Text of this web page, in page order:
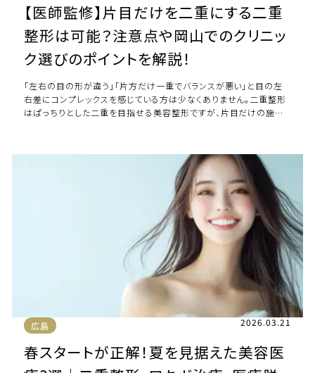
【医師監修】片目だけを二重にする二重
整形は可能？注意点や岡山でのクリニッ
ク選びのポイントを解説！
「左右の目の形が違う」「片方だけ一重でバランスが悪い」と目の左
右差にコンプレックスを感じている方は少なくありません。二重整形
はぱっちりとした二重を目指せる美容整形ですが、片目だけの施術
広島 2026.03.21
春スタートが正解！夏を見据えた美容医